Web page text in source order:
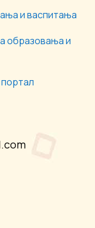
и васпитања
образовања и